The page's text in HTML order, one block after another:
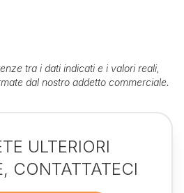
tra i dati indicati e i valori reali,
dal nostro addetto commerciale.
ULTERIORI
CONTATTATECI